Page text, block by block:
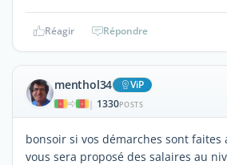
Réagir Répondre
menthol34 ViP
| 1330POSTS
bonsoir si vos démarches sont faites
vous sera proposé des salaires au